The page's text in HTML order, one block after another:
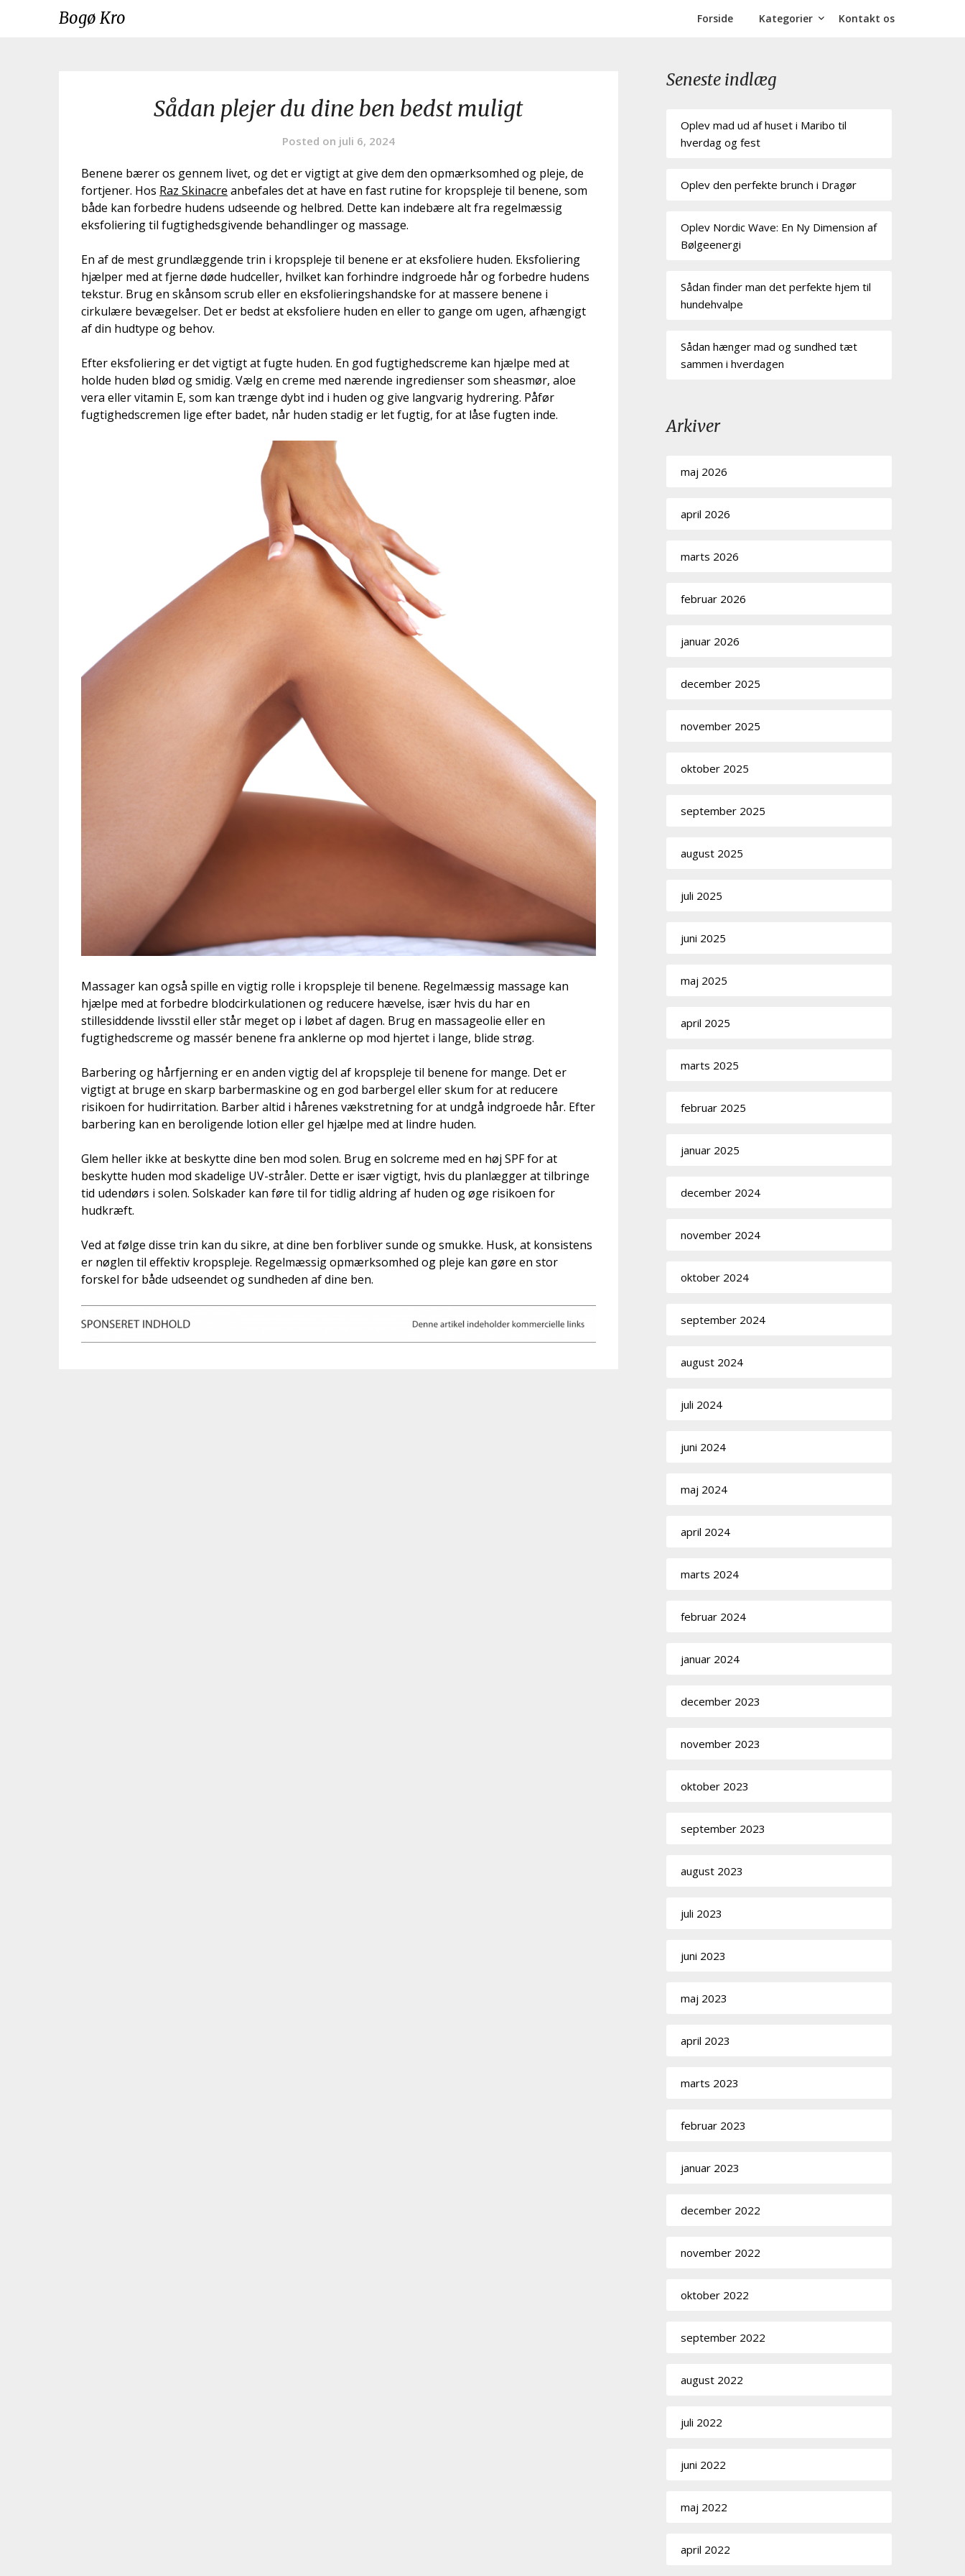
Bogø Kro Forside Kategorier Kontakt os
Sådan plejer du dine ben bedst muligt
Posted on juli 6, 2024
Benene bærer os gennem livet, og det er vigtigt at give dem den opmærksomhed og pleje, de
fortjener. Hos Raz Skinacre anbefales det at have en fast rutine for kropspleje til benene, som
både kan forbedre hudens udseende og helbred. Dette kan indebære alt fra regelmæssig
eksfoliering til fugtighedsgivende behandlinger og massage.
En af de mest grundlæggende trin i kropspleje til benene er at eksfoliere huden. Eksfoliering
hjælper med at fjerne døde hudceller, hvilket kan forhindre indgroede hår og forbedre hudens
tekstur. Brug en skånsom scrub eller en eksfolieringshandske for at massere benene i
cirkulære bevægelser. Det er bedst at eksfoliere huden en eller to gange om ugen, afhængigt
af din hudtype og behov.
Efter eksfoliering er det vigtigt at fugte huden. En god fugtighedscreme kan hjælpe med at
holde huden blød og smidig. Vælg en creme med nærende ingredienser som sheasmør, aloe
vera eller vitamin E, som kan trænge dybt ind i huden og give langvarig hydrering. Påfør
fugtighedscremen lige efter badet, når huden stadig er let fugtig, for at låse fugten inde.
Massager kan også spille en vigtig rolle i kropspleje til benene. Regelmæssig massage kan
hjælpe med at forbedre blodcirkulationen og reducere hævelse, især hvis du har en
stillesiddende livsstil eller står meget op i løbet af dagen. Brug en massageolie eller en
fugtighedscreme og massér benene fra anklerne op mod hjertet i lange, blide strøg.
Barbering og hårfjerning er en anden vigtig del af kropspleje til benene for mange. Det er
vigtigt at bruge en skarp barbermaskine og en god barbergel eller skum for at reducere
risikoen for hudirritation. Barber altid i hårenes vækstretning for at undgå indgroede hår. Efter
barbering kan en beroligende lotion eller gel hjælpe med at lindre huden.
Glem heller ikke at beskytte dine ben mod solen. Brug en solcreme med en høj SPF for at
beskytte huden mod skadelige UV-stråler. Dette er især vigtigt, hvis du planlægger at tilbringe
tid udendørs i solen. Solskader kan føre til for tidlig aldring af huden og øge risikoen for
hudkræft.
Ved at følge disse trin kan du sikre, at dine ben forbliver sunde og smukke. Husk, at konsistens
er nøglen til effektiv kropspleje. Regelmæssig opmærksomhed og pleje kan gøre en stor
forskel for både udseendet og sundheden af dine ben.
Seneste indlæg
Oplev mad ud af huset i Maribo til
hverdag og fest
Oplev den perfekte brunch i Dragør
Oplev Nordic Wave: En Ny Dimension af
Bølgeenergi
Sådan finder man det perfekte hjem til
hundehvalpe
Sådan hænger mad og sundhed tæt
sammen i hverdagen
Arkiver
maj 2026
april 2026
marts 2026
februar 2026
januar 2026
december 2025
november 2025
oktober 2025
september 2025
august 2025
juli 2025
juni 2025
maj 2025
april 2025
marts 2025
februar 2025
januar 2025
december 2024
november 2024
oktober 2024
september 2024
august 2024
juli 2024
juni 2024
maj 2024
april 2024
marts 2024
februar 2024
januar 2024
december 2023
november 2023
oktober 2023
september 2023
august 2023
juli 2023
juni 2023
maj 2023
april 2023
marts 2023
februar 2023
januar 2023
december 2022
november 2022
oktober 2022
september 2022
august 2022
juli 2022
juni 2022
maj 2022
april 2022